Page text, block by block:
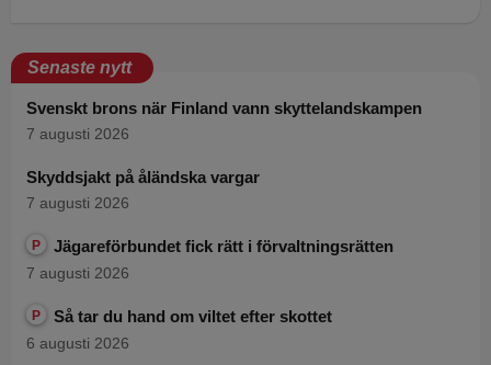
Senaste nytt
Svenskt brons när Finland vann skyttelandskampen
7 augusti 2026
Skyddsjakt på åländska vargar
7 augusti 2026
P Jägareförbundet fick rätt i förvaltningsrätten
7 augusti 2026
P Så tar du hand om viltet efter skottet
6 augusti 2026